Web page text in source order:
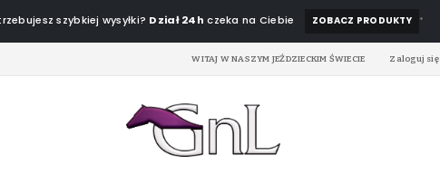
szybkiej wysyłki? Dział 24h czeka na Ciebie ZOBACZ PRODUKTY *
WITAJ W NASZYM JEŹDZIECKIM ŚWIECIE Zaloguj się